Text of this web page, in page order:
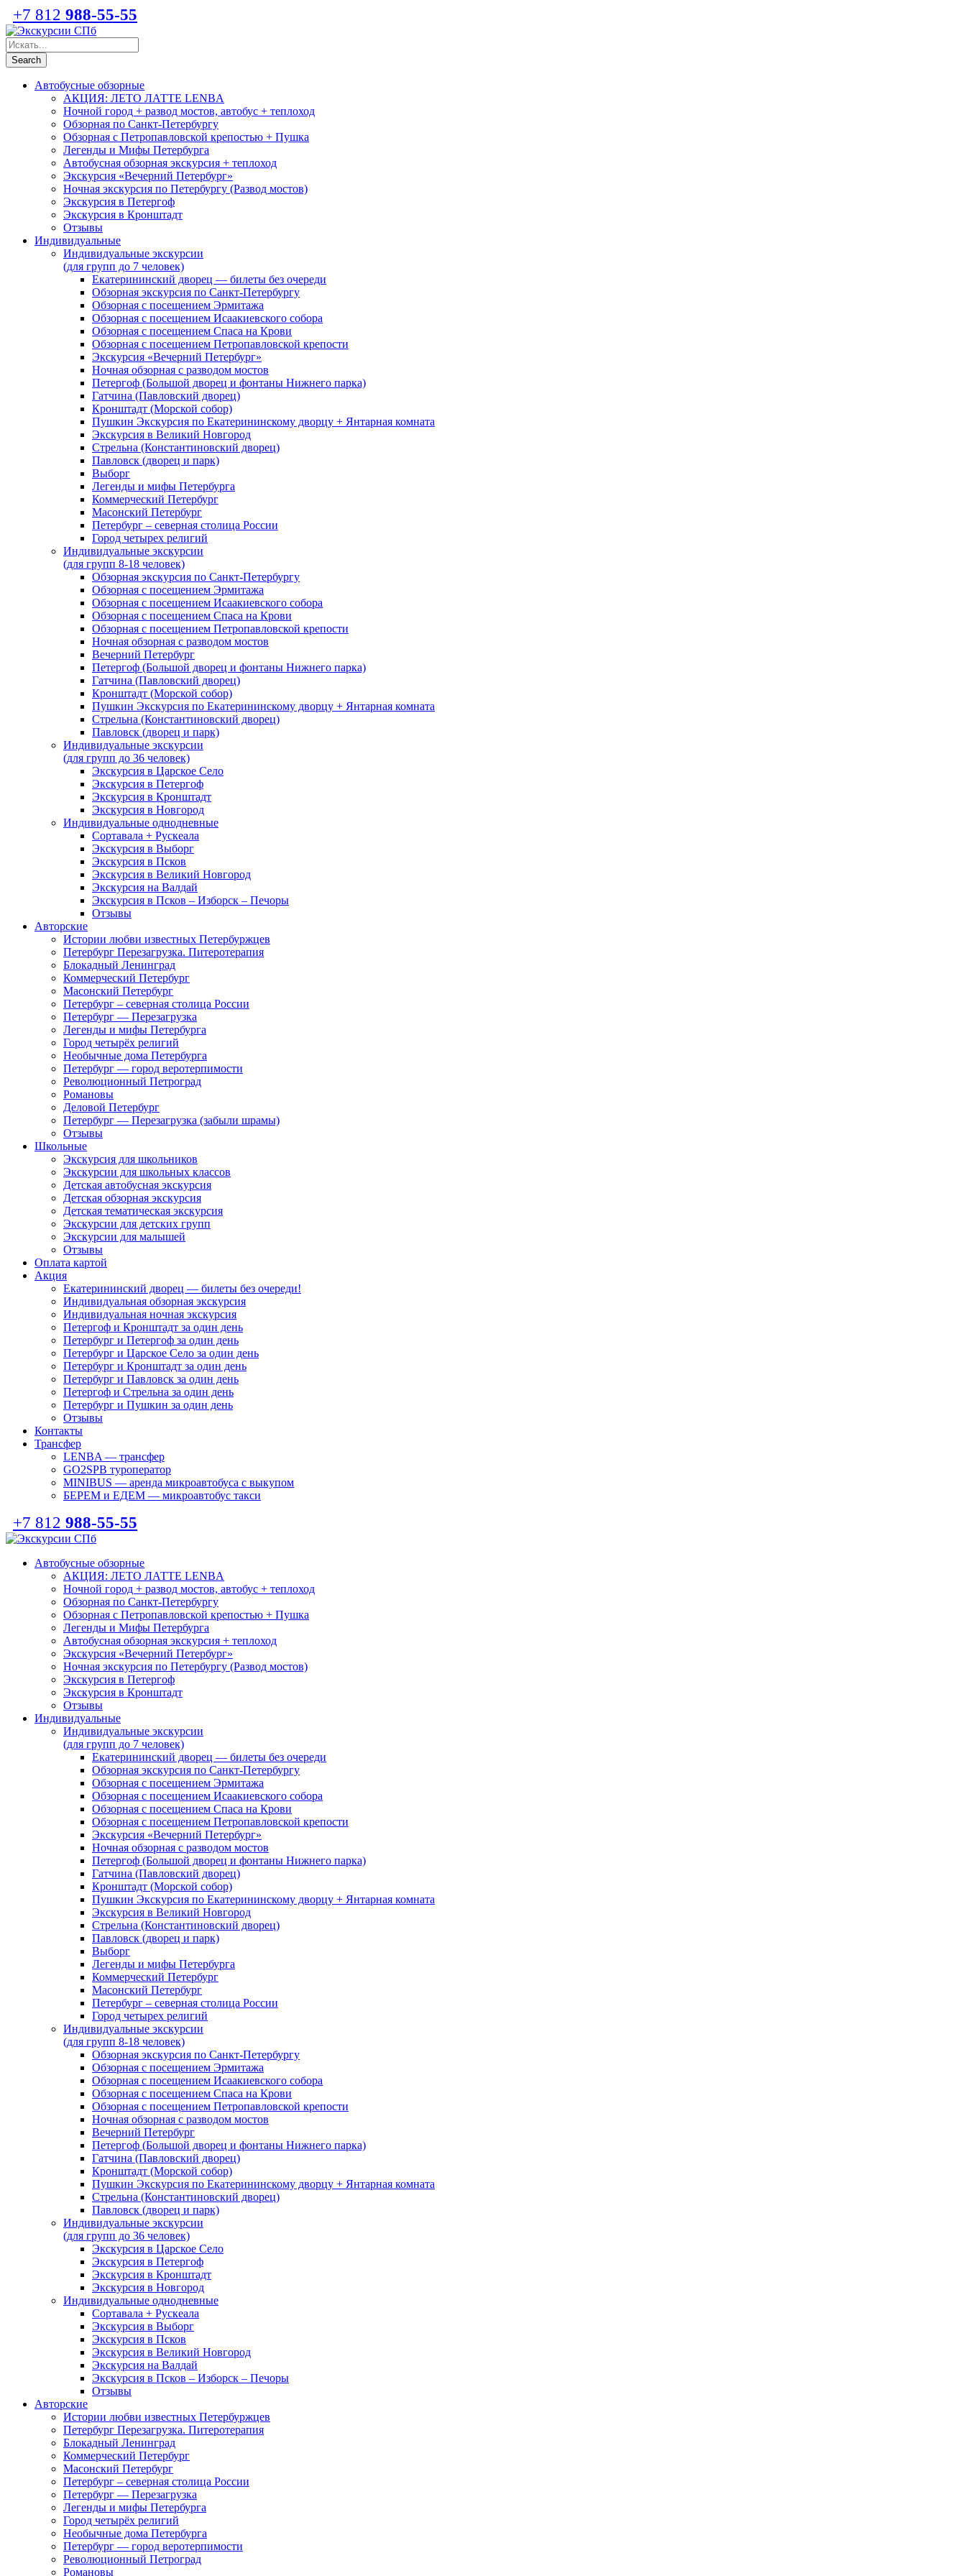
+7 812 988-55-55
Автобусные обзорные
АКЦИЯ: ЛЕТО ЛАТТЕ LENBA
Ночной город + развод мостов, автобус + теплоход
Обзорная по Санкт-Петербургу
Обзорная с Петропавловской крепостью + Пушка
Легенды и Мифы Петербурга
Автобусная обзорная экскурсия + теплоход
Экскурсия «Вечерний Петербург»
Ночная экскурсия по Петербургу (Развод мостов)
Экскурсия в Петергоф
Экскурсия в Кронштадт
Отзывы
Индивидуальные
Индивидуальные экскурсии
(для групп до 7 человек)
Екатерининский дворец — билеты без очереди
Обзорная экскурсия по Санкт-Петербургу
Обзорная с посещением Эрмитажа
Обзорная с посещением Исаакиевского собора
Обзорная с посещением Спаса на Крови
Обзорная с посещением Петропавловской крепости
Экскурсия «Вечерний Петербург»
Ночная обзорная с разводом мостов
Петергоф (Большой дворец и фонтаны Нижнего парка)
Гатчина (Павловский дворец)
Кронштадт (Морской собор)
Пушкин Экскурсия по Екатерининскому дворцу + Янтарная комната
Экскурсия в Великий Новгород
Стрельна (Константиновский дворец)
Павловск (дворец и парк)
Выборг
Легенды и мифы Петербурга
Коммерческий Петербург
Масонский Петербург
Петербург – северная столица России
Город четырех религий
Индивидуальные экскурсии
(для групп 8-18 человек)
Обзорная экскурсия по Санкт-Петербургу
Обзорная с посещением Эрмитажа
Обзорная с посещением Исаакиевского собора
Обзорная с посещением Спаса на Крови
Обзорная с посещением Петропавловской крепости
Ночная обзорная с разводом мостов
Вечерний Петербург
Петергоф (Большой дворец и фонтаны Нижнего парка)
Гатчина (Павловский дворец)
Кронштадт (Морской собор)
Пушкин Экскурсия по Екатерининскому дворцу + Янтарная комната
Стрельна (Константиновский дворец)
Павловск (дворец и парк)
Индивидуальные экскурсии
(для групп до 36 человек)
Экскурсия в Царское Село
Экскурсия в Петергоф
Экскурсия в Кронштадт
Экскурсия в Новгород
Индивидуальные однодневные
Сортавала + Рускеала
Экскурсия в Выборг
Экскурсия в Псков
Экскурсия в Великий Новгород
Экскурсия на Валдай
Экскурсия в Псков – Изборск – Печоры
Отзывы
Авторские
Истории любви известных Петербуржцев
Петербург Перезагрузка. Питеротерапия
Блокадный Ленинград
Коммерческий Петербург
Масонский Петербург
Петербург – северная столица России
Петербург — Перезагрузка
Легенды и мифы Петербурга
Город четырёх религий
Необычные дома Петербурга
Петербург — город веротерпимости
Революционный Петроград
Романовы
Деловой Петербург
Петербург — Перезагрузка (забыли шрамы)
Отзывы
Школьные
Экскурсия для школьников
Экскурсии для школьных классов
Детская автобусная экскурсия
Детская обзорная экскурсия
Детская тематическая экскурсия
Экскурсии для детских групп
Экскурсии для малышей
Отзывы
Оплата картой
Акция
Екатерининский дворец — билеты без очереди!
Индивидуальная обзорная экскурсия
Индивидуальная ночная экскурсия
Петергоф и Кронштадт за один день
Петербург и Петергоф за один день
Петербург и Царское Село за один день
Петербург и Кронштадт за один день
Петербург и Павловск за один день
Петергоф и Стрельна за один день
Петербург и Пушкин за один день
Отзывы
Контакты
Трансфер
LENBA — трансфер
GO2SPB туроператор
MINIBUS — аренда микроавтобуса с выкупом
БЕРЕМ и ЕДЕМ — микроавтобус такси
+7 812 988-55-55
Автобусные обзорные
АКЦИЯ: ЛЕТО ЛАТТЕ LENBA
Ночной город + развод мостов, автобус + теплоход
Обзорная по Санкт-Петербургу
Обзорная с Петропавловской крепостью + Пушка
Легенды и Мифы Петербурга
Автобусная обзорная экскурсия + теплоход
Экскурсия «Вечерний Петербург»
Ночная экскурсия по Петербургу (Развод мостов)
Экскурсия в Петергоф
Экскурсия в Кронштадт
Отзывы
Индивидуальные
Индивидуальные экскурсии
(для групп до 7 человек)
Екатерининский дворец — билеты без очереди
Обзорная экскурсия по Санкт-Петербургу
Обзорная с посещением Эрмитажа
Обзорная с посещением Исаакиевского собора
Обзорная с посещением Спаса на Крови
Обзорная с посещением Петропавловской крепости
Экскурсия «Вечерний Петербург»
Ночная обзорная с разводом мостов
Петергоф (Большой дворец и фонтаны Нижнего парка)
Гатчина (Павловский дворец)
Кронштадт (Морской собор)
Пушкин Экскурсия по Екатерининскому дворцу + Янтарная комната
Экскурсия в Великий Новгород
Стрельна (Константиновский дворец)
Павловск (дворец и парк)
Выборг
Легенды и мифы Петербурга
Коммерческий Петербург
Масонский Петербург
Петербург – северная столица России
Город четырех религий
Индивидуальные экскурсии
(для групп 8-18 человек)
Обзорная экскурсия по Санкт-Петербургу
Обзорная с посещением Эрмитажа
Обзорная с посещением Исаакиевского собора
Обзорная с посещением Спаса на Крови
Обзорная с посещением Петропавловской крепости
Ночная обзорная с разводом мостов
Вечерний Петербург
Петергоф (Большой дворец и фонтаны Нижнего парка)
Гатчина (Павловский дворец)
Кронштадт (Морской собор)
Пушкин Экскурсия по Екатерининскому дворцу + Янтарная комната
Стрельна (Константиновский дворец)
Павловск (дворец и парк)
Индивидуальные экскурсии
(для групп до 36 человек)
Экскурсия в Царское Село
Экскурсия в Петергоф
Экскурсия в Кронштадт
Экскурсия в Новгород
Индивидуальные однодневные
Сортавала + Рускеала
Экскурсия в Выборг
Экскурсия в Псков
Экскурсия в Великий Новгород
Экскурсия на Валдай
Экскурсия в Псков – Изборск – Печоры
Отзывы
Авторские
Истории любви известных Петербуржцев
Петербург Перезагрузка. Питеротерапия
Блокадный Ленинград
Коммерческий Петербург
Масонский Петербург
Петербург – северная столица России
Петербург — Перезагрузка
Легенды и мифы Петербурга
Город четырёх религий
Необычные дома Петербурга
Петербург — город веротерпимости
Революционный Петроград
Романовы